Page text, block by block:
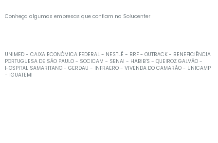
Conheça algumas empresas que confiam na Solucenter
UNIMED - CAIXA ECONÔMICA FEDERAL - NESTLÉ - BRF - OUTBACK - BENEFICIÊNCIA
PORTUGUESA DE SÃO PAULO - SOCICAM - SENAI - HABIB'S - QUEIROZ GALVÃO -
HOSPITAL SAMARITANO - GERDAU - INFRAERO - VIVENDA DO CAMARÃO - UNICAMP
- IGUATEMI